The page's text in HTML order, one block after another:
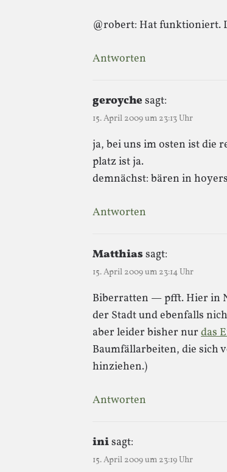
@robert: Hat funktioniert.
Antworten
geroychesagt:
15. April 2009 um 23:13 Uhr
ja, bei uns im osten ist die
platz ist ja.
demnächst: bären in
Antworten
Matthiassagt:
15. April 2009 um 23:14 Uhr
Biberratten — pfft. Hier in
der Stadt und ebenfalls
aber leider bisher nur das
Baumfällarbeiten, die sich
hinziehen.)
Antworten
inisagt:
15. April 2009 um 23:19 Uhr